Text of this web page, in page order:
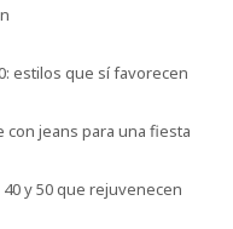
estilos que sí favorecen
con jeans para una fiesta
y 50 que rejuvenecen